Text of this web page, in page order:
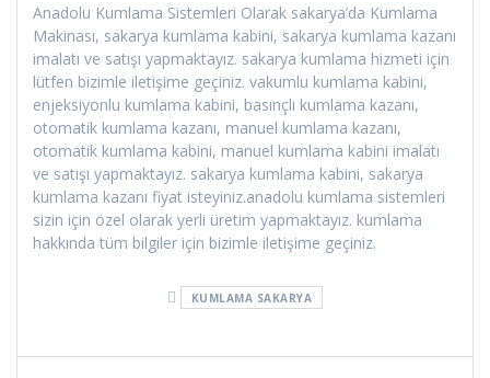
Anadolu Kumlama Sistemleri Olarak sakarya’da Kumlama
Makinası, sakarya kumlama kabini, sakarya kumlama kazanı
imalatı ve satışı yapmaktayız. sakarya kumlama hizmeti için
lütfen bizimle iletişime geçiniz. vakumlu kumlama kabini,
enjeksiyonlu kumlama kabini, basınçlı kumlama kazanı,
otomatik kumlama kazanı, manuel kumlama kazanı,
otomatik kumlama kabini, manuel kumlama kabini imalatı
ve satışı yapmaktayız. sakarya kumlama kabini, sakarya
kumlama kazanı fiyat isteyiniz.anadolu kumlama sistemleri
sizin için özel olarak yerli üretim yapmaktayız. kumlama
hakkında tüm bilgiler için bizimle iletişime geçiniz.
KUMLAMA SAKARYA